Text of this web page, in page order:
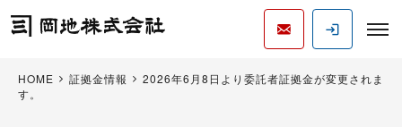
HOME 証拠金情報
2026年6月8日より委託者証拠金が変更されま
す。